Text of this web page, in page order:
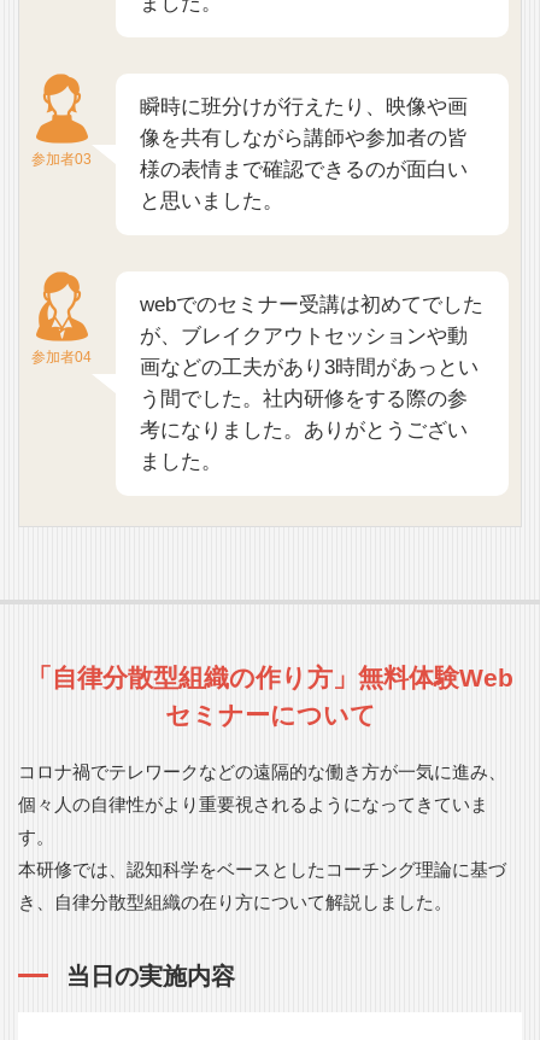
参加者03
瞬時に班分けが行えたり、映像や画
像を共有しながら講師や参加者の皆
様の表情まで確認できるのが面白い
と思いました。
参加者04
webでのセミナー受講は初めてでした
が、ブレイクアウトセッションや動
画などの工夫があり3時間があっとい
う間でした。社内研修をする際の参
考になりました。ありがとうござい
ました。
「自律分散型組織の作り方」無料体験Web
セミナーについて
コロナ禍でテレワークなどの遠隔的な働き方が一気に進み、
個々人の自律性がより重要視されるようになってきていま
す。
本研修では、認知科学をベースとしたコーチング理論に基づ
き、自律分散型組織の在り方について解説しました。
当日の実施内容